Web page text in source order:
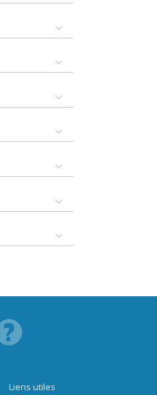
Liens utiles